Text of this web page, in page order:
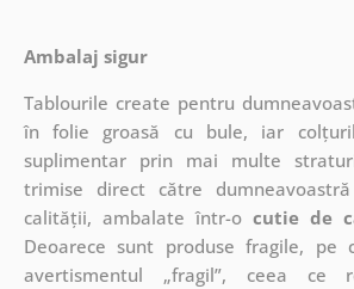
Ambalaj sigur
Tablourile create pentru
în folie groasă cu bule, iar
suplimentar prin mai multe
trimise direct către
calității, ambalate într-o cutie de
Deoarece sunt produse fragile, pe
avertismentul „fragil”, ceea ce